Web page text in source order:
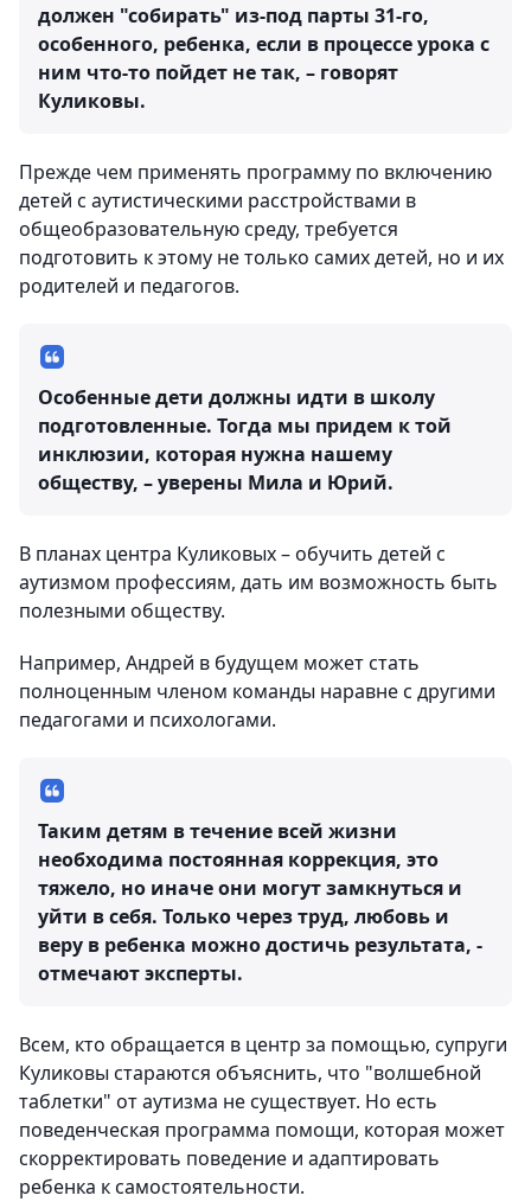
должен "собирать" из-под парты 31-го,
особенного, ребенка, если в процессе урока с
ним что-то пойдет не так, – говорят
Куликовы.
Прежде чем применять программу по включению
детей с аутистическими расстройствами в
общеобразовательную среду, требуется
подготовить к этому не только самих детей, но и их
родителей и педагогов.
Особенные дети должны идти в школу
подготовленные. Тогда мы придем к той
инклюзии, которая нужна нашему
обществу, – уверены Мила и Юрий.
В планах центра Куликовых – обучить детей с
аутизмом профессиям, дать им возможность быть
полезными обществу.
Например, Андрей в будущем может стать
полноценным членом команды наравне с другими
педагогами и психологами.
Таким детям в течение всей жизни
необходима постоянная коррекция, это
тяжело, но иначе они могут замкнуться и
уйти в себя. Только через труд, любовь и
веру в ребенка можно достичь результата, -
отмечают эксперты.
Всем, кто обращается в центр за помощью, супруги
Куликовы стараются объяснить, что "волшебной
таблетки" от аутизма не существует. Но есть
поведенческая программа помощи, которая может
скорректировать поведение и адаптировать
ребенка к самостоятельности.